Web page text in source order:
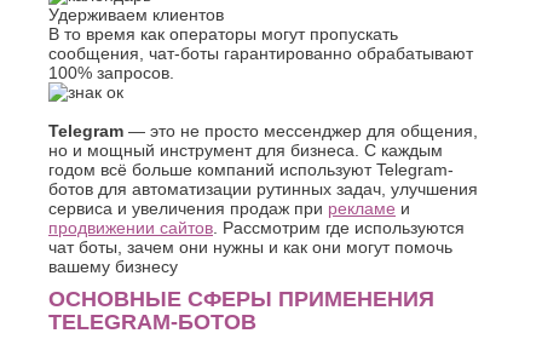
Благовещенск
Брянск
В
Новгород
Владикавказ
Владимир
Волгоград
Волгодонск
Волжск
Волжский
Вологда
Воронеж
Обнинск
Одинцово
Октябрьский
Омск
Оренбург
Орехово-
Зуево
Орск
П
Пенза
Первоуральск
Пермь
Удерживаем клиентов
В то время как операторы могут пропускать
сообщения, чат-боты гарантированно обрабатывают
100% запросов.
Telegram — это не просто мессенджер для общения,
но и мощный инструмент для бизнеса. С каждым
годом всё больше компаний используют Telegram-
ботов для автоматизации рутинных задач, улучшения
сервиса и увеличения продаж при рекламе и
продвижении сайтов . Рассмотрим где используются
чат боты, зачем они нужны и как они могут помочь
вашему бизнесу
ОСНОВНЫЕ СФЕРЫ ПРИМЕНЕНИЯ
TELEGRAM-БОТОВ